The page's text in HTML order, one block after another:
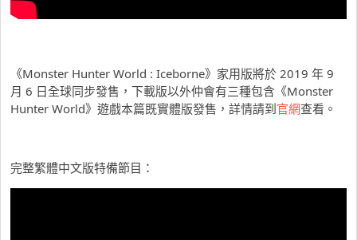
《Monster Hunter World : Iceborne》家用版將於 2019 年 9
月 6 日全球同步發售，下載版以外仲會有三種包含《Monster
Hunter World》遊戲本篇既實體版發售，詳情請到官網查看。
完整繁體中文版特備節目：